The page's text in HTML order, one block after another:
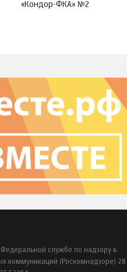
«Кондор-ФКА» №2
службе по надзору в
коммуникаций (Роскомнадзоре) 28